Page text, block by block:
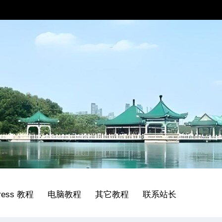
教程 电脑教程 其它教程 联系站长